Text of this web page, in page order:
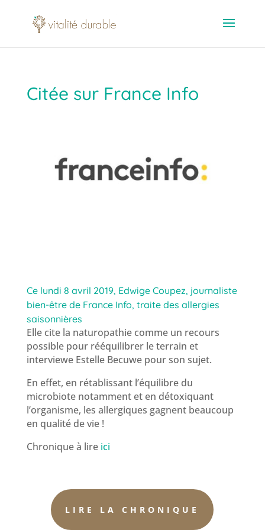
Citée sur France Info
Ce lundi 8 avril 2019, Edwige Coupez, journaliste
bien-être de France Info, traite des allergies
saisonnières
Elle cite la naturopathie comme un recours
possible pour rééquilibrer le terrain et
interviewe Estelle Becuwe pour son sujet.
En effet, en rétablissant l’équilibre du
microbiote notamment et en détoxiquant
l’organisme, les allergiques gagnent beaucoup
en qualité de vie !
Chronique à lire ici
LIRE LA CHRONIQUE